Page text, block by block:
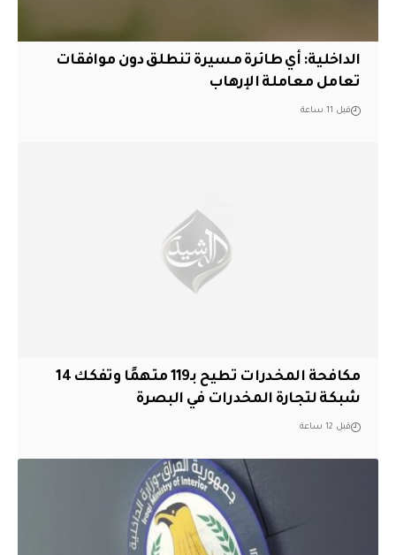
الداخلية: أي طائرة مسيرة تنطلق دون موافقات
تعامل معاملة الإرهاب
قبل 11 ساعة
مكافحة المخدرات تطيح بـ119 متهمًا وتفكك 14
شبكة لتجارة المخدرات في البصرة
قبل 12 ساعة